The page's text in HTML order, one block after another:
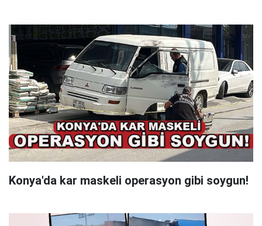
Konya'da kar maskeli operasyon gibi soygun!